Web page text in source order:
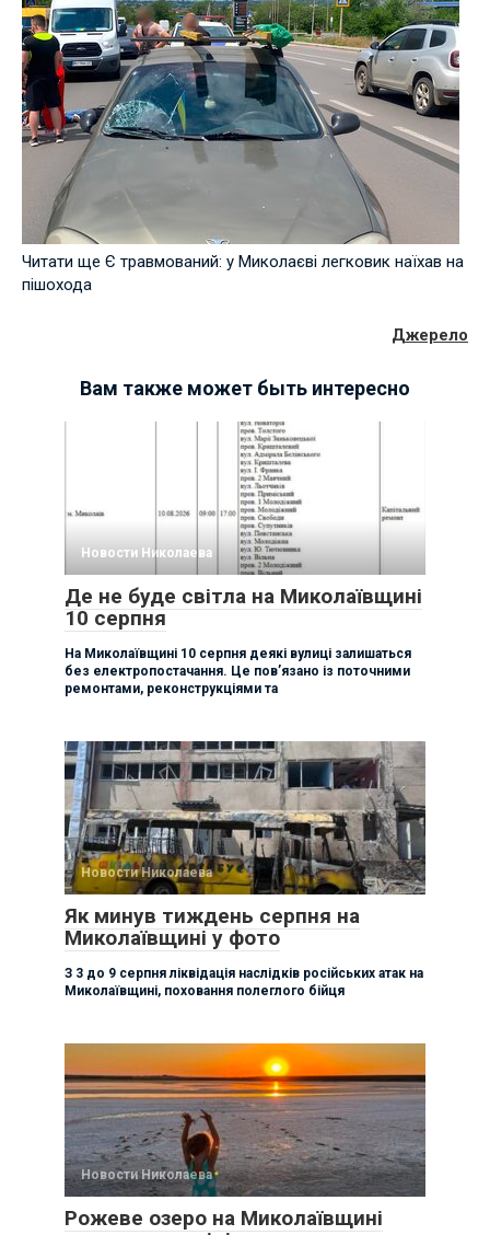
Читати ще Є травмований: у Миколаєві легковик наїхав на
пішохода
Джерело
Вам также может быть интересно
Новости Николаева
Де не буде світла на Миколаївщині
10 серпня
На Миколаївщині 10 серпня деякі вулиці залишаться
без електропостачання. Це пов’язано із поточними
ремонтами, реконструкціями та
Новости Николаева
Як минув тиждень серпня на
Миколаївщині у фото
З 3 до 9 серпня ліквідація наслідків російських атак на
Миколаївщині, поховання полеглого бійця
Новости Николаева
Рожеве озеро на Миколаївщині